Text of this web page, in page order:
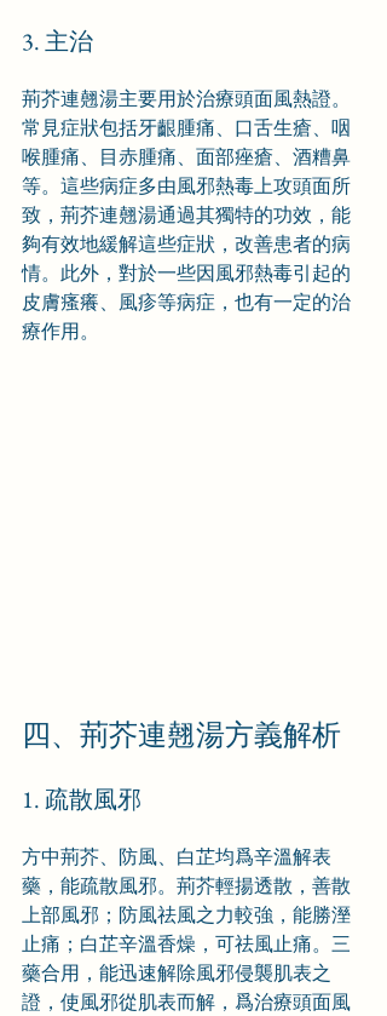
3. 主治
荊芥連翹湯主要用於治療頭面風熱證。
常見症狀包括牙齦腫痛、口舌生瘡、咽
喉腫痛、目赤腫痛、面部痤瘡、酒糟鼻
等。這些病症多由風邪熱毒上攻頭面所
致，荊芥連翹湯通過其獨特的功效，能
夠有效地緩解這些症狀，改善患者的病
情。此外，對於一些因風邪熱毒引起的
皮膚瘙癢、風疹等病症，也有一定的治
療作用。
四、荊芥連翹湯方義解析
1. 疏散風邪
方中荊芥、防風、白芷均爲辛溫解表
藥，能疏散風邪。荊芥輕揚透散，善散
上部風邪；防風祛風之力較強，能勝溼
止痛；白芷辛溫香燥，可祛風止痛。三
藥合用，能迅速解除風邪侵襲肌表之
證，使風邪從肌表而解，爲治療頭面風